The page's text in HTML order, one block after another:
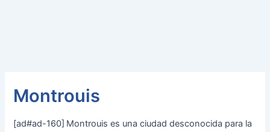
Montrouis
[ad#ad-160] Montrouis es una ciudad desconocida para la